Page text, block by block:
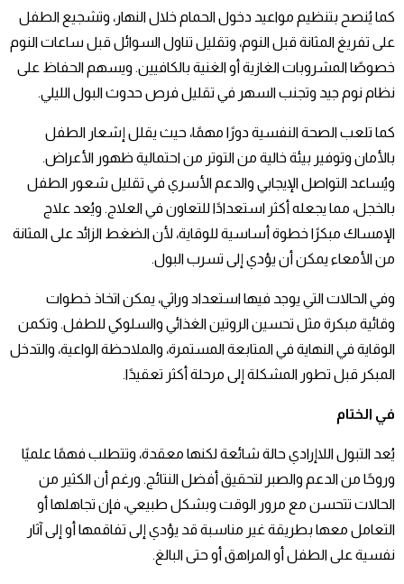
كما يُنصح بتنظيم مواعيد دخول الحمام خلال النهار، وتشجيع الطفل
على تفريغ المثانة قبل النوم، وتقليل تناول السوائل قبل ساعات النوم
خصوصًا المشروبات الغازية أو الغنية بالكافيين. ويسهم الحفاظ على
نظام نوم جيد وتجنب السهر في تقليل فرص حدوث البول الليلي.
كما تلعب الصحة النفسية دورًا مهمًا، حيث يقلل إشعار الطفل
بالأمان وتوفير بيئة خالية من التوتر من احتمالية ظهور الأعراض.
ويُساعد التواصل الإيجابي والدعم الأسري في تقليل شعور الطفل
بالخجل، مما يجعله أكثر استعدادًا للتعاون في العلاج. ويُعد علاج
الإمساك مبكرًا خطوة أساسية للوقاية، لأن الضغط الزائد على المثانة
من الأمعاء يمكن أن يؤدي إلى تسرب البول.
وفي الحالات التي يوجد فيها استعداد وراثي، يمكن اتخاذ خطوات
وقائية مبكرة مثل تحسين الروتين الغذائي والسلوكي للطفل. وتكمن
الوقاية في النهاية في المتابعة المستمرة، والملاحظة الواعية، والتدخل
المبكر قبل تطور المشكلة إلى مرحلة أكثر تعقيدًا.
في الختام
يُعد التبول اللاإرادي حالة شائعة لكنها معقدة، وتتطلب فهمًا علميًا
وروحًا من الدعم والصبر لتحقيق أفضل النتائج. ورغم أن الكثير من
الحالات تتحسن مع مرور الوقت وبشكل طبيعي، فإن تجاهلها أو
التعامل معها بطريقة غير مناسبة قد يؤدي إلى تفاقمها أو إلى آثار
نفسية على الطفل أو المراهق أو حتى البالغ.